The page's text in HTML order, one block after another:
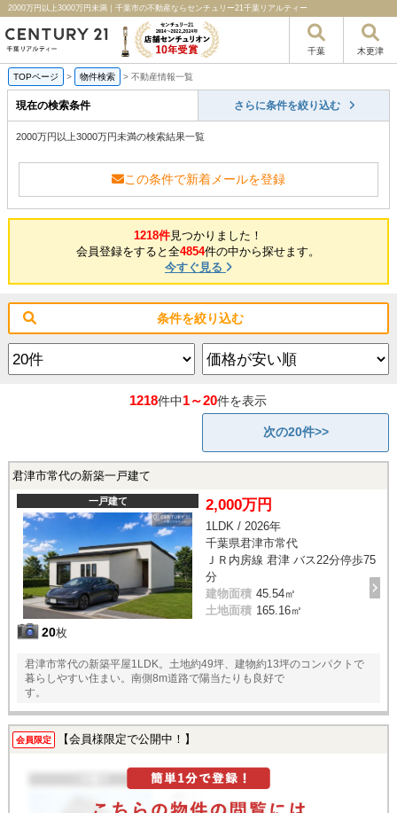
2000万円以上3000万円未満｜千葉市の不動産ならセンチュリー21千葉リアルティー
千葉 木更津
TOPページ > 物件検索 > 不動産情報一覧
現在の検索条件 さらに条件を絞り込む
2000万円以上3000万円未満の検索結果一覧
この条件で新着メールを登録
1218件見つかりました！
会員登録をすると全4854件の中から探せます。
今すぐ見る
条件を絞り込む
1218件中1～20件を表示
次の20件>>
君津市常代の新築一戸建て
一戸建て
20枚
2,000万円
1LDK / 2026年
千葉県君津市常代
ＪＲ内房線 君津 バス22分停歩75
分
建物面積 45.54㎡
土地面積 165.16㎡
君津市常代の新築平屋1LDK。土地約49坪、建物約13坪のコンパクトで
暮らしやすい住まい。南側8m道路で陽当たりも良好で
す。
会員限定 【会員様限定で公開中！】